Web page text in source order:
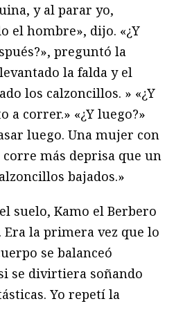
y al parar yo,
el hombre», dijo. «¿Y
preguntó la
la falda y el
los calzoncillos. » «¿Y
a correr.» «¿Y luego?»
luego. Una mujer con
más deprisa que un
bajados.»
suelo, Kamo el Berbero
Era la primera vez que lo
se balanceó
se divirtiera soñando
Yo repetí la